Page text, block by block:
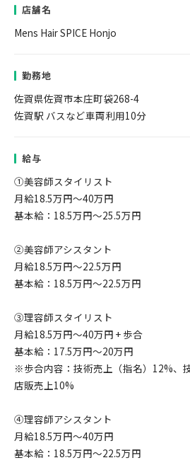
店舗名
Mens Hair SPICE Honjo
勤務地
佐賀県佐賀市本庄町袋268-4
佐賀駅 バスなど車両利用10分
給与
①美容師スタイリスト
月給18.5万円～40万円
基本給：18.5万円～25.5万円
②美容師アシスタント
月給18.5万円～22.5万円
基本給：18.5万円～22.5万円
③理容師スタイリスト
月給18.5万円～40万円 + 歩合
基本給：17.5万円～20万円
※歩合内容：技術売上（指名）12%、
店販売上10%
④理容師アシスタント
月給18.5万円～40万円
基本給：18.5万円～22.5万円